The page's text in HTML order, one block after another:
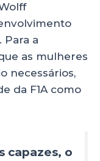
Para a
as mulheres
necessários,
da F1A como
capazes, o